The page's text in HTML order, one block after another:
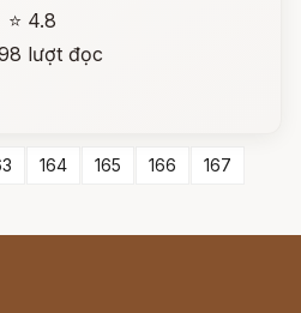
⭐ 4.8
lượt đọc
164 165 166
167